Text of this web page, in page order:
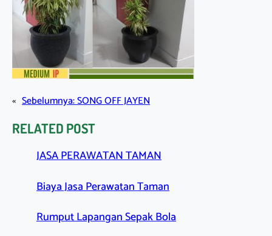
« Sebelumnya:SONG OFF JAYEN
RELATED POST
JASA PERAWATAN TAMAN
Biaya Jasa Perawatan Taman
Rumput Lapangan Sepak Bola